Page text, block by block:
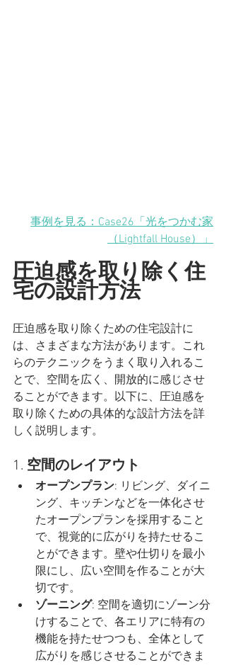
事例を見る：Case26「光をつかむ家
（Lightfall House）」
圧迫感を取り除く住
宅の設計方法
圧迫感を取り除くための住宅設計に
は、さまざまな方法があります。これ
らのテクニックをうまく取り入れるこ
とで、空間を広く、開放的に感じさせ
ることができます。以下に、圧迫感を
取り除くための具体的な設計方法を詳
しく説明します。
1. 空間のレイアウト
オープンプラン: リビング、ダイニ
ング、キッチンなどを一体化させ
たオープンプランを採用すること
で、視覚的に広がりを持たせるこ
とができます。壁や仕切りを最小
限にし、広い空間を作ることが大
切です。
ゾーニング: 空間を適切にゾーン分
けすることで、各エリアに特有の
機能を持たせつつも、全体として
広がりを感じさせることができま